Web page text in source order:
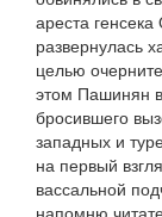
ареста
развернулась
целью
этом Пашинян
бросившего
западных и
на первый
вассальной